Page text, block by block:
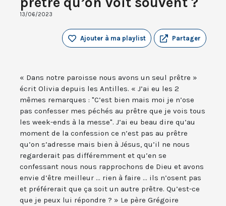
13/06/2023
Partager
Ajouter à ma playlist
« Dans notre paroisse nous avons un seul prêtre »
écrit Olivia depuis les Antilles. « J’ai eu les 2
mêmes remarques : "C’est bien mais moi je n’ose
pas confesser mes péchés au prêtre que je vois tous
les week-ends à la messe". J’ai eu beau dire qu’au
moment de la confession ce n’est pas au prêtre
qu’on s’adresse mais bien à Jésus, qu’il ne nous
regarderait pas différemment et qu’en se
confessant nous nous rapprochons de Dieu et avons
envie d’être meilleur ... rien à faire ... ils n’osent pas
et préférerait que ça soit un autre prêtre. Qu’est-ce
que je peux lui répondre ? » Le père Grégoire